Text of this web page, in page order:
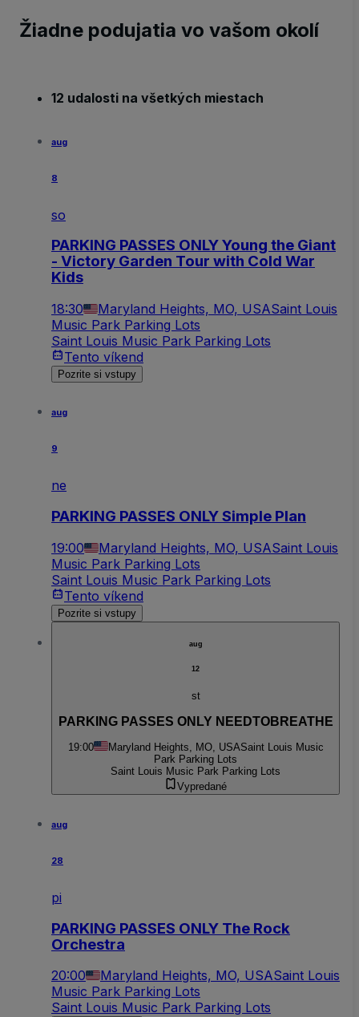
Žiadne podujatia vo vašom okolí
12 udalosti na všetkých miestach
aug
8
so
PARKING PASSES ONLY Young the Giant
- Victory Garden Tour with Cold War
Kids
18:30 Maryland Heights, MO, USASaint Louis
Music Park Parking Lots
Saint Louis Music Park Parking Lots
Tento víkend
Pozrite si vstupy
aug
9
ne
PARKING PASSES ONLY Simple Plan
19:00 Maryland Heights, MO, USASaint Louis
Music Park Parking Lots
Saint Louis Music Park Parking Lots
Tento víkend
Pozrite si vstupy
aug
12
st
PARKING PASSES ONLY NEEDTOBREATHE
19:00 Maryland Heights, MO, USASaint Louis Music
Park Parking Lots
Saint Louis Music Park Parking Lots
Vypredané
aug
28
pi
PARKING PASSES ONLY The Rock
Orchestra
20:00 Maryland Heights, MO, USASaint Louis
Music Park Parking Lots
Saint Louis Music Park Parking Lots